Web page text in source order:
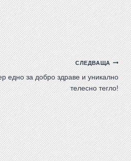
СЛЕДВАЩА
едно за добро здраве и уникално
телесно тегло!